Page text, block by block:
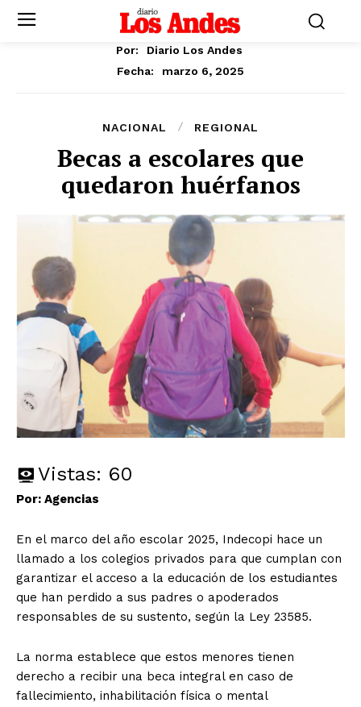
Por:
Diario Los Andes
Fecha:
marzo 6, 2025
NACIONAL REGIONAL
Becas a escolares que
quedaron huérfanos
Vistas: 60
Por: Agencias
En el marco del año escolar 2025, Indecopi hace un
llamado a los colegios privados para que cumplan con
garantizar el acceso a la educación de los estudiantes
que han perdido a sus padres o apoderados
responsables de su sustento, según la Ley 23585.
La norma establece que estos menores tienen
derecho a recibir una beca integral en caso de
fallecimiento, inhabilitación física o mental